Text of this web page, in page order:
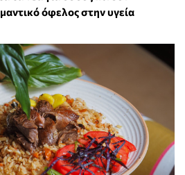
όφελος στην υγεία